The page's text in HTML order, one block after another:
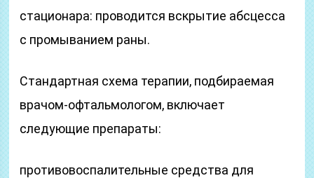
стационара: проводится вскрытие абсцесса
с промыванием раны.
Стандартная схема терапии, подбираемая
врачом-офтальмологом, включает
следующие препараты:
противовоспалительные средства для